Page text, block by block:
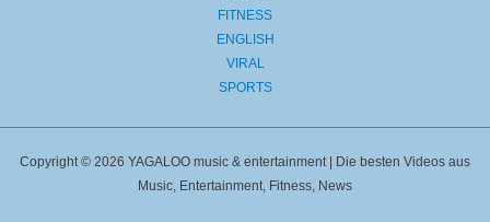
FITNESS
ENGLISH
VIRAL
SPORTS
Copyright © 2026 YAGALOO music & entertainment | Die besten Videos aus
Music, Entertainment, Fitness, News